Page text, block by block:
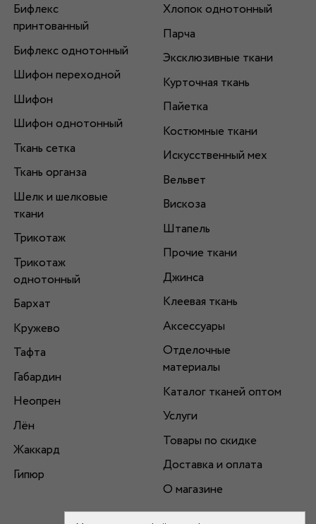
Бифлекс
принтованный
Бифлекс однотонный
Шифон переходной
Шифон
Шифон однотонный
Ткань сетка
Ткань органза
Шелк и шелковые
ткани
Трикотаж
Трикотаж
однотонный
Бархат
Кружево
Тафта
Габардин
Неопрен
Лён
Жаккард
Гипюр
Хлопок однотонный
Парча
Эксклюзивные ткани
Курточная ткань
Пайетка
Костюмные ткани
Искусственный мех
Вельвет
Вискоза
Штапель
Прочие ткани
Джинса
Клеевая ткань
Аксессуары
Отделочные
материалы
Каталог тканей оптом
Услуги
Товары по скидке
Доставка и оплата
О магазине